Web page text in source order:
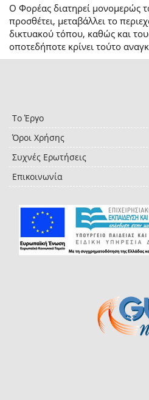
Ο Φορέας διατηρεί μονομερώς
προσθέτει, μεταβάλλει το
δικτυακού τόπου, καθώς και
οποτεδήποτε κρίνει τούτο
Το Έργο
Όροι Χρήσης
Συχνές Ερωτήσεις
Επικοινωνία